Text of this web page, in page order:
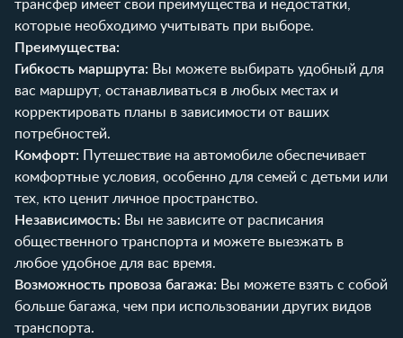
трансфер имеет свои преимущества и недостатки,
которые необходимо учитывать при выборе.
Преимущества:
Гибкость маршрута: Вы можете выбирать удобный для
вас маршрут, останавливаться в любых местах и
корректировать планы в зависимости от ваших
потребностей.
Комфорт: Путешествие на автомобиле обеспечивает
комфортные условия, особенно для семей с детьми или
тех, кто ценит личное пространство.
Независимость: Вы не зависите от расписания
общественного транспорта и можете выезжать в
любое удобное для вас время.
Возможность провоза багажа: Вы можете взять с собой
больше багажа, чем при использовании других видов
транспорта.